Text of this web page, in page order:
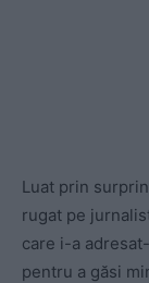
Luat prin
rugat pe
care i-a
pentru a găsi